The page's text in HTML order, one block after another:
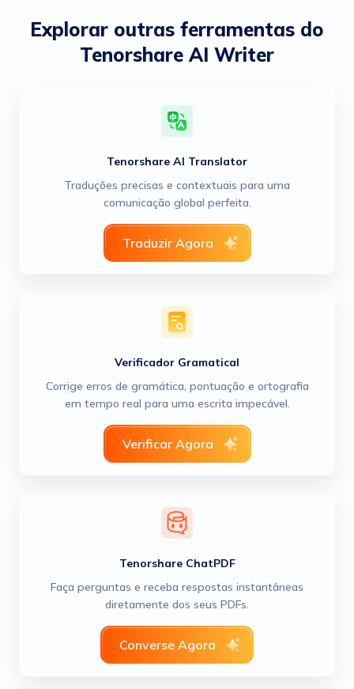
Explorar outras ferramentas do
Tenorshare AI Writer
Tenorshare AI Translator
Traduções precisas e contextuais para uma
comunicação global perfeita.
Traduzir Agora
Verificador Gramatical
Corrige erros de gramática, pontuação e ortografia
em tempo real para uma escrita impecável.
Verificar Agora
Tenorshare ChatPDF
Faça perguntas e receba respostas instantâneas
diretamente dos seus PDFs.
Converse Agora